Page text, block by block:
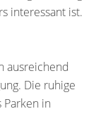
interessant ist.
ausreichend
Die ruhige
in